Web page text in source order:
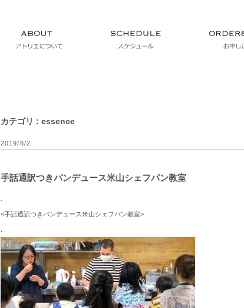
カテゴリ : essence
2019/8/2
手話通訳つきパンデュース米山シェフパン教室
<手話通訳つきパンデュース米山シェフパン教室>